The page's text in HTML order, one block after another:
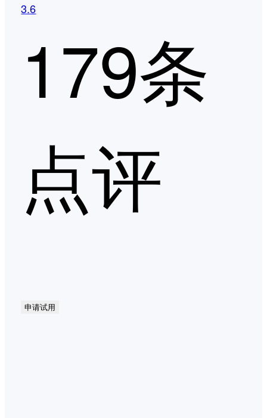
3.6
179条
点评
申请试用